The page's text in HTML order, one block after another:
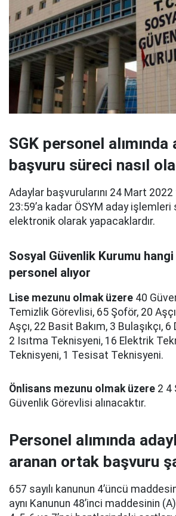
SGK personel
başvuru süreci nasıl
Adaylar başvurularını 24 Mart
23:59’a kadar ÖSYM aday
elektronik olarak yapacaklardır.
Sosyal Güvenlik Kurumu
personel alıyor
Lise mezunu olmak üzere 40
Temizlik Görevlisi, 65 Şoför, 20 Aşçı
Aşçı, 22 Basit Bakım, 3 Bulaşıkçı, 6
2 Isıtma Teknisyeni, 16 Elektrik
Teknisyeni, 1 Tesisat Teknisyeni.
Önlisans mezunu olmak üzere 2 4
Güvenlik Görevlisi alınacaktır.
Personel alımında
aranan ortak başvuru
657 sayılı kanunun 4’üncü
aynı Kanunun 48’inci maddesinin (A)